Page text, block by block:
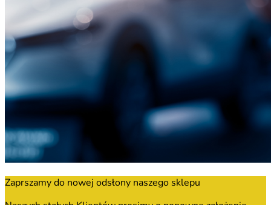
Zaprszamy do nowej odsłony naszego sklepu